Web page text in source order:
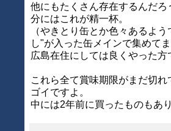
他にもたくさん存在するんだろ
分にはこれが精一杯。
（やきとり缶とか色々あるよ
し"が入った缶メインで集めてま
広島在住にしては良くやった方
これら全て賞味期限がまだ切れ
ゴイですよ。
中には2年前に買ったものもあり